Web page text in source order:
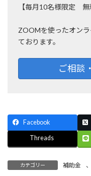
【毎月10名様限定 無
ZOOMを使ったオンラ
ております。
ご相談
Facebook
Threads
カテゴリー 補助金 、